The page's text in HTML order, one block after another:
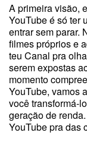
A primeira visão,
YouTube é só ter
entrar sem parar.
filmes próprios e
teu Canal pra
serem expostas
momento
YouTube, vamos
você transformá-
geração de
YouTube pra das